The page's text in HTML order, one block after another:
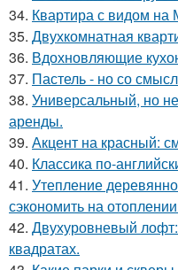
34. Квартира с видом на
35. Двухкомнатная
36. Вдохновляющие
37. Пастель - но со
38. Универсальный, но
аренды.
39. Акцент на красный:
40. Классика по-
41. Утепление
сэкономить на
42. Двухуровневый
квадратах.